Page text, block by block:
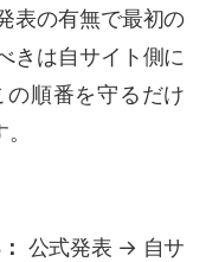
表の有無で最初の
きは自サイト側に
順番を守るだけ
公式発表 → 自サ